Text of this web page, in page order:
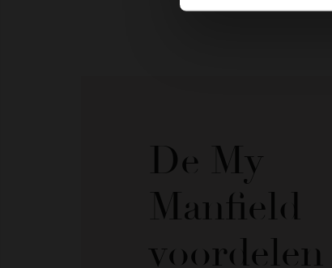
De My
Manfield
voordelen